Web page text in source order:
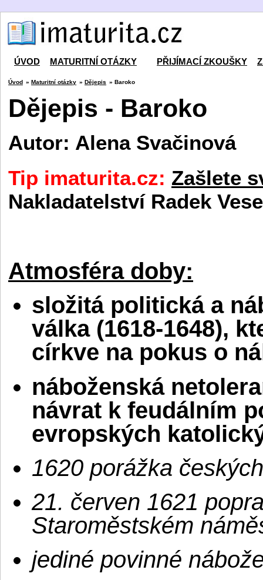
ÚVOD MATURITNÍ OTÁZKY PŘIJÍMACÍ ZKOUŠKY
Úvod » Maturitní otázky » Dějepis » Baroko
Dějepis - Baroko
Autor: Alena Svačinová
Tip imaturita.cz: Zašlete
Nakladatelství Radek
Atmosféra doby:
složitá politická a
válka (1618-1648),
církve na pokus o
náboženská
návrat k feudálním
evropských
1620 porážka
21. červen 1621
Staroměstském
jediné povinné